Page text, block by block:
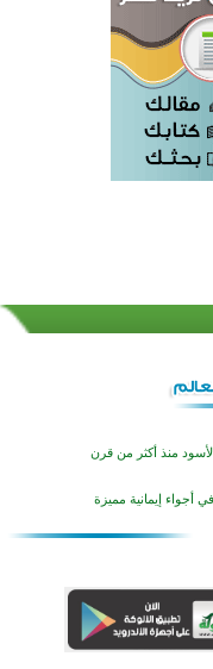
الكريم في أزناكاييف
الشخصية للشباب المسلمين
متسابق
سنوات من العمل والعطاء
الكريم في أزناكاييف